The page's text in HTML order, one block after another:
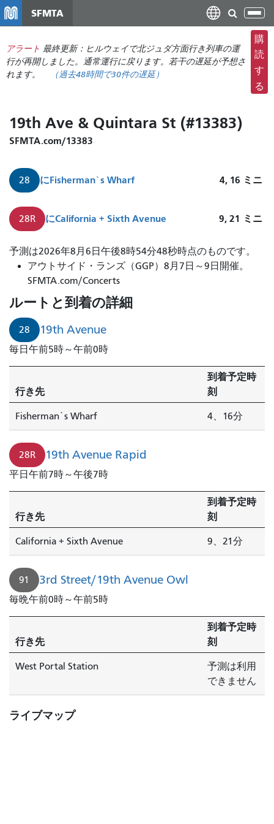
コ
ン
テ
に
SFMTA
ナ
ビ
ゲ
ー
シ
ョ
え
アラート 最終更新：ヒルウェイで北ジュダ方面行き列車の運
行が再開しました。通常運行に戻ります。若干の遅延が予想さ
れます。
（過去48時間で30件の遅延）
購
読
す
る
19th Ave & Quintara St (#13383)
SFMTA.com/13383
28 にFisherman`s Wharf 4, 16 ミニ
28R にCalifornia + Sixth Avenue 9, 21 ミニ
19
番
28
番
地
は
4
分
で
到
着
し
ま
す。
予測は2026年8月6日午後8時54分48秒時点のものです。
アウトサイド・ランズ（GGP）8月7日～9日開催。
SFMTA.com/Concerts
ルートと到着の詳細
28 19th Avenue
毎日午前5時～午前0時
行き先
到着予定時
刻
Fisherman`s Wharf 4、16分
28R 19th Avenue Rapid
平日午前7時～午後7時
行き先
到着予定時
刻
California + Sixth Avenue 9、21分
91 3rd Street/19th Avenue Owl
毎晩午前0時～午前5時
行き先
到着予定時
刻
West Portal Station
予測は利用
できません
ライブマップ